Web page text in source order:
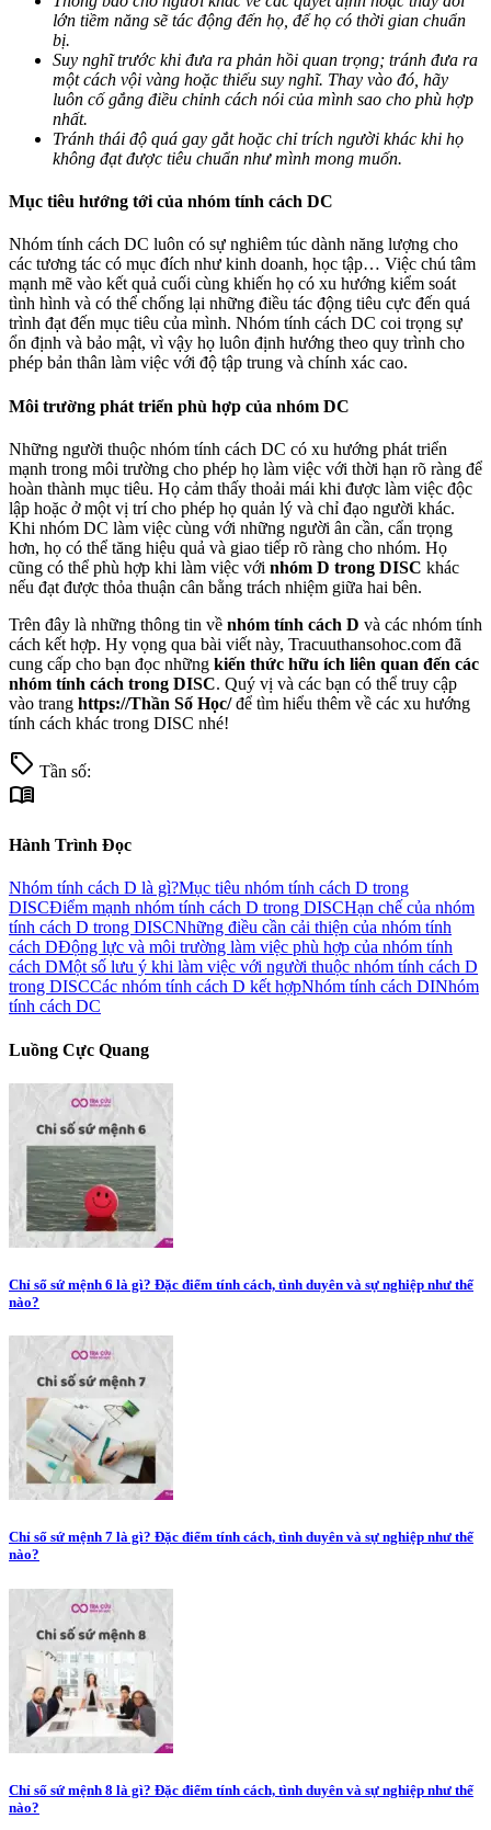
lớn tiềm năng sẽ tác động đến họ, để họ có thời gian chuẩn
bị.
Suy nghĩ trước khi đưa ra phản hồi quan trọng; tránh đưa ra
một cách vội vàng hoặc thiếu suy nghĩ. Thay vào đó, hãy
luôn cố gắng điều chỉnh cách nói của mình sao cho phù hợp
nhất.
Tránh thái độ quá gay gắt hoặc chỉ trích người khác khi họ
không đạt được tiêu chuẩn như mình mong muốn.
Mục tiêu hướng tới của nhóm tính cách DC
Nhóm tính cách DC luôn có sự nghiêm túc dành năng lượng cho
các tương tác có mục đích như kinh doanh, học tập… Việc chú tâm
mạnh mẽ vào kết quả cuối cùng khiến họ có xu hướng kiểm soát
tình hình và có thể chống lại những điều tác động tiêu cực đến quá
trình đạt đến mục tiêu của mình. Nhóm tính cách DC coi trọng sự
ổn định và bảo mật, vì vậy họ luôn định hướng theo quy trình cho
phép bản thân làm việc với độ tập trung và chính xác cao.
Môi trường phát triển phù hợp của nhóm DC
Những người thuộc nhóm tính cách DC có xu hướng phát triển
mạnh trong môi trường cho phép họ làm việc với thời hạn rõ ràng để
hoàn thành mục tiêu. Họ cảm thấy thoải mái khi được làm việc độc
lập hoặc ở một vị trí cho phép họ quản lý và chỉ đạo người khác.
Khi nhóm DC làm việc cùng với những người ân cần, cẩn trọng
hơn, họ có thể tăng hiệu quả và giao tiếp rõ ràng cho nhóm. Họ
cũng có thể phù hợp khi làm việc với nhóm D trong DISC khác
nếu đạt được thỏa thuận cân bằng trách nhiệm giữa hai bên.
Trên đây là những thông tin về nhóm tính cách D và các nhóm tính
cách kết hợp. Hy vọng qua bài viết này, Tracuuthansohoc.com đã
cung cấp cho bạn đọc những kiến thức hữu ích liên quan đến các
nhóm tính cách trong DISC. Quý vị và các bạn có thể truy cập
vào trang https://Thần Số Học/để tìm hiểu thêm về các xu hướng
tính cách khác trong DISC nhé!
sell Tần số:
menu_book
Hành Trình Đọc
Nhóm tính cách D là gì?Mục tiêu nhóm tính cách D trong
DISCĐiểm mạnh nhóm tính cách D trong DISCHạn chế của nhóm
tính cách D trong DISCNhững điều cần cải thiện của nhóm tính
cách DĐộng lực và môi trường làm việc phù hợp của nhóm tính
cách DMột số lưu ý khi làm việc với người thuộc nhóm tính cách D
trong DISCCác nhóm tính cách D kết hợpNhóm tính cách DINhóm
tính cách DC
Luồng Cực Quang
Chỉ số sứ mệnh 6 là gì? Đặc điểm tính cách, tình duyên và sự nghiệp như thế
nào?
Chỉ số sứ mệnh 7 là gì? Đặc điểm tính cách, tình duyên và sự nghiệp như thế
nào?
Chỉ số sứ mệnh 8 là gì? Đặc điểm tính cách, tình duyên và sự nghiệp như thế
nào?